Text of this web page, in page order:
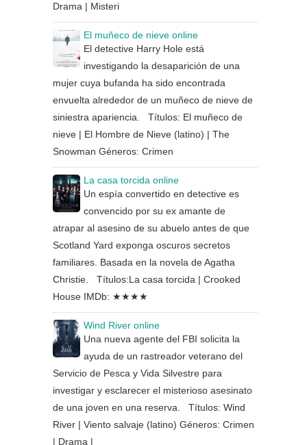
Drama | Misteri
El muñeco de nieve online
El detective Harry Hole está
investigando la desaparición de una
mujer cuya bufanda ha sido encontrada
envuelta alrededor de un muñeco de nieve de
siniestra apariencia. Títulos: El muñeco de
nieve | El Hombre de Nieve (latino) | The
Snowman Géneros: Crimen
La casa torcida online
Un espía convertido en detective es
convencido por su ex amante de
atrapar al asesino de su abuelo antes de que
Scotland Yard exponga oscuros secretos
familiares. Basada en la novela de Agatha
Christie. Títulos:La casa torcida | Crooked
House IMDb: ★★★★
Wind River online
Una nueva agente del FBI solicita la
ayuda de un rastreador veterano del
Servicio de Pesca y Vida Silvestre para
investigar y esclarecer el misterioso asesinato
de una joven en una reserva. Títulos: Wind
River | Viento salvaje (latino) Géneros: Crimen
| Drama |